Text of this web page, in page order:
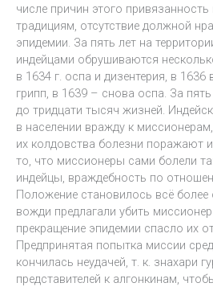
числе причин этого
традициям, отсутствие должной
эпидемии. За пять лет на
индейцами обрушиваются
в 1634 г. оспа и дизентерия, в
грипп, в 1639 – снова оспа. За
до тридцати тысяч жизней.
в населении вражду к
их колдовства болезни поражают
то, что миссионеры сами болели
индейцы, враждебность по
Положение становилось всё
вожди предлагали убить
прекращение эпидемии спасло их
Предпринятая попытка миссии
кончилась неудачей, т. к. знахари
представителей к алгонкинам,